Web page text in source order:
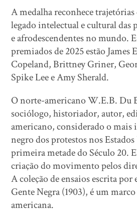
A medalha reconhece
legado intelectual e cultural das
e afrodescendentes no mundo.
premiados de 2025 estão
Copeland, Brittney Griner,
Spike Lee e Amy Sherald.
O norte-americano W.E.B. Du
sociólogo, historiador, autor,
americano, considerado o
negro dos protestos nos
primeira metade do Século 20.
criação do movimento pelos
A coleção de ensaios escrita por
Gente Negra (1903), é um
americana.